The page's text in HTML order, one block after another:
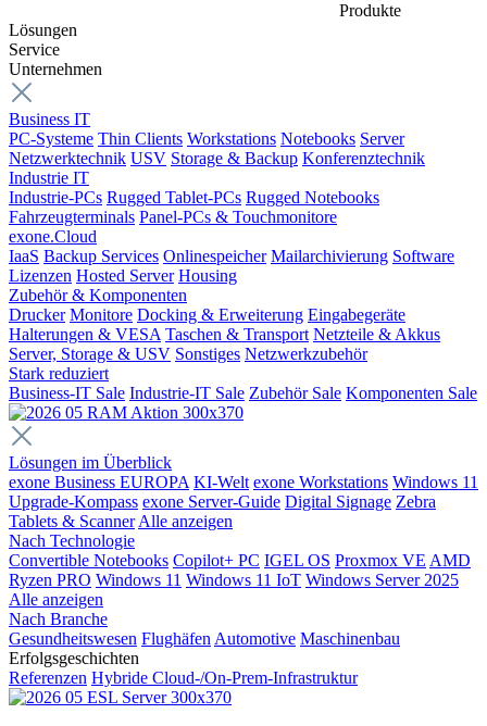
Produkte
Lösungen
Service
Unternehmen
Business IT
PC-Systeme Thin Clients Workstations Notebooks Server
Netzwerktechnik USV Storage & Backup Konferenztechnik
Industrie IT
Industrie-PCs Rugged Tablet-PCs Rugged Notebooks
Fahrzeugterminals Panel-PCs & Touchmonitore
exone.Cloud
IaaS Backup Services Onlinespeicher Mailarchivierung Software
Lizenzen Hosted Server Housing
Zubehör & Komponenten
Drucker Monitore Docking & Erweiterung Eingabegeräte
Halterungen & VESA Taschen & Transport Netzteile & Akkus
Server, Storage & USV Sonstiges Netzwerkzubehör
Stark reduziert
Business-IT Sale Industrie-IT Sale Zubehör Sale Komponenten Sale
Lösungen im Überblick
exone Business EUROPA KI-Welt exone Workstations Windows 11
Upgrade-Kompass exone Server-Guide Digital Signage Zebra
Tablets & Scanner Alle anzeigen
Nach Technologie
Convertible Notebooks Copilot+ PC IGEL OS Proxmox VE AMD
Ryzen PRO Windows 11 Windows 11 IoT Windows Server 2025
Alle anzeigen
Nach Branche
Gesundheitswesen Flughäfen Automotive Maschinenbau
Erfolgsgeschichten
Referenzen Hybride Cloud-/On-Prem-Infrastruktur